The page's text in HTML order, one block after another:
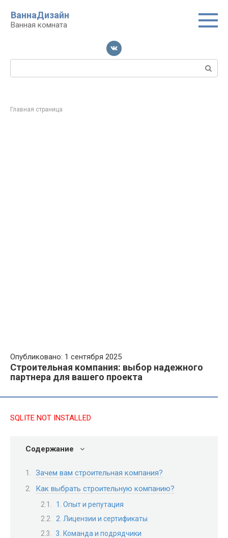
контенту
ВаннаДизайн
Ванная комната
Поиск:
Главная страница
Опубликовано: 1 сентября 2025
Строительная компания: выбор надежного
партнера для вашего проекта
SQLITE NOT INSTALLED
Содержание
Зачем вам строительная компания?
Как выбрать строительную компанию?
1. Опыт и репутация
2. Лицензии и сертификаты
3. Команда и подрядчики